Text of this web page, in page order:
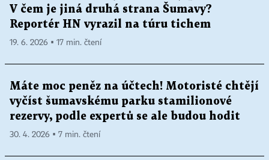
V čem je jiná druhá strana Šumavy?
Reportér HN vyrazil na túru tichem
19. 6. 2026 ▪ 17 min. čtení
Máte moc peněz na účtech! Motoristé chtějí
vyčíst šumavskému parku stamilionové
rezervy, podle expertů se ale budou hodit
30. 4. 2026 ▪ 7 min. čtení